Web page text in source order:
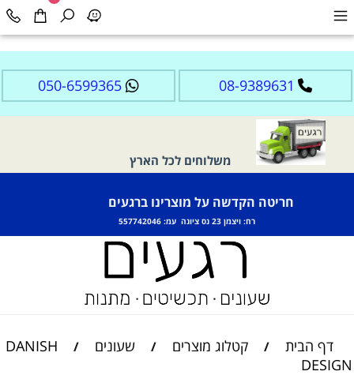
08-9389631
050-6599365
משלוחים לכל הארץ
חריטה הקדשה על מוצרינו ברגעים
רח: ויצמן 23 נס ציונה עמ: 557742046
דף הבית / קטלוג מוצרים / שעונים /
DANISH
DESIGN